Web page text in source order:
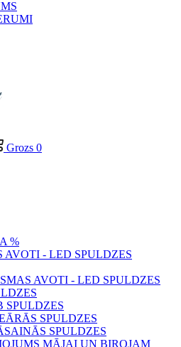
Grozs 0
%
AVOTI - LED SPULDZES
AVOTI - LED SPULDZES
SPULDZES
SPULDZES
SPULDZES
MĀJAI UN BIROJAM